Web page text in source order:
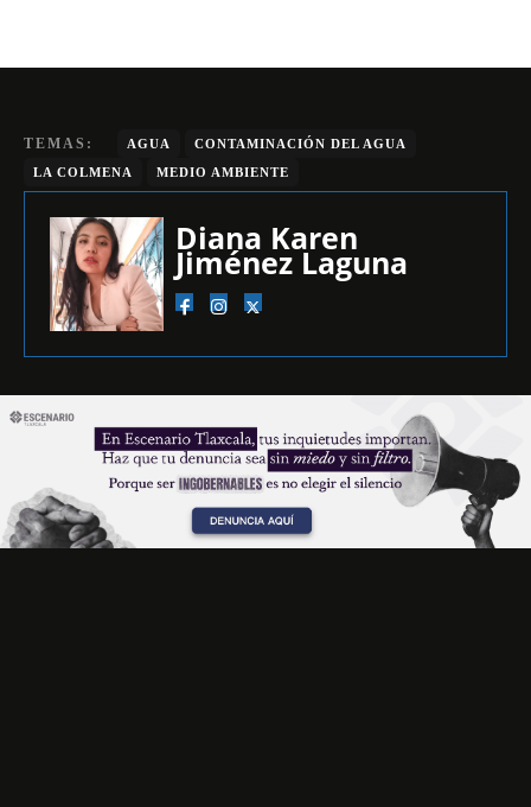
TEMAS: AGUA
CONTAMINACIÓN DEL AGUA
LA COLMENA
MEDIO AMBIENTE
Diana Karen
Jiménez Laguna